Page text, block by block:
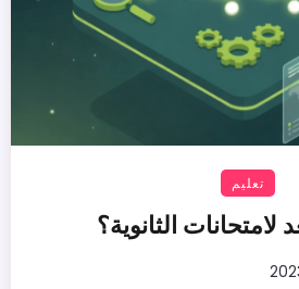
تعليم
الثانوية؟